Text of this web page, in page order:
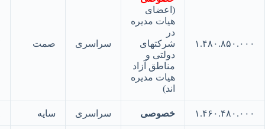
(اعضای
هیات مدیره
شرکتهای
دولتی و
مناطق آزاد
هیات مدیره
سراسری صمت
خصوصی سراسری